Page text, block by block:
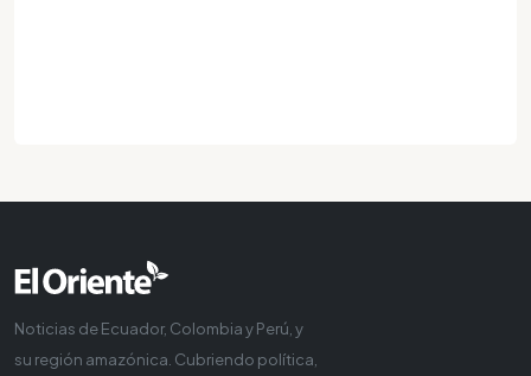
Noticias de Ecuador, Colombia y Perú, y
su región amazónica. Cubriendo política,